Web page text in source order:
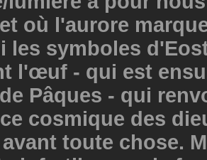
où l'aurore
les symboles
l'œuf - qui est
Pâques - qui
cosmique des
toute chose.